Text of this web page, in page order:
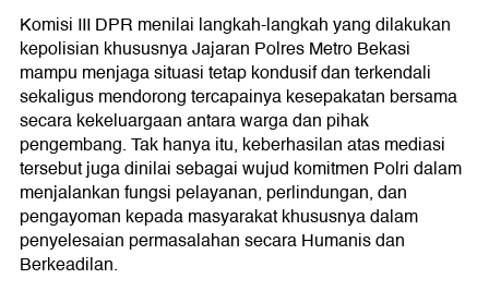
Komisi III DPR menilai langkah-langkah yang dilakukan
kepolisian khususnya Jajaran Polres Metro Bekasi
mampu menjaga situasi tetap kondusif dan terkendali
sekaligus mendorong tercapainya kesepakatan bersama
secara kekeluargaan antara warga dan pihak
pengembang. Tak hanya itu, keberhasilan atas mediasi
tersebut juga dinilai sebagai wujud komitmen Polri dalam
menjalankan fungsi pelayanan, perlindungan, dan
pengayoman kepada masyarakat khususnya dalam
penyelesaian permasalahan secara Humanis dan
Berkeadilan.